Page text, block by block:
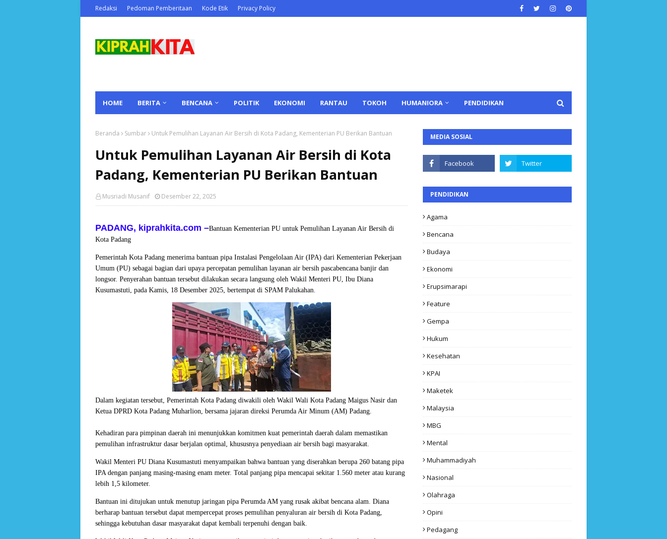
Redaksi Pedoman Pemberitaan Kode Etik Privacy Policy
HOME BERITA BENCANA POLITIK EKONOMI RANTAU TOKOH HUMANIORA PENDIDIKAN
Beranda Sumbar Untuk Pemulihan Layanan Air Bersih di Kota Padang, Kementerian PU Berikan Bantuan
Untuk Pemulihan Layanan Air Bersih di Kota
Padang, Kementerian PU Berikan Bantuan
Musriadi Musanif Desember 22, 2025
PADANG, kiprahkita.com –Bantuan Kementerian PU untuk Pemulihan Layanan Air Bersih di
Kota Padang
Pemerintah Kota Padang menerima bantuan pipa Instalasi Pengelolaan Air (IPA) dari Kementerian Pekerjaan
Umum (PU) sebagai bagian dari upaya percepatan pemulihan layanan air bersih pascabencana banjir dan
longsor. Penyerahan bantuan tersebut dilakukan secara langsung oleh Wakil Menteri PU, Ibu Diana
Kusumastuti, pada Kamis, 18 Desember 2025, bertempat di SPAM Palukahan.
Dalam kegiatan tersebut, Pemerintah Kota Padang diwakili oleh Wakil Wali Kota Padang Maigus Nasir dan
Ketua DPRD Kota Padang Muharlion, bersama jajaran direksi Perumda Air Minum (AM) Padang.
Kehadiran para pimpinan daerah ini menunjukkan komitmen kuat pemerintah daerah dalam memastikan
pemulihan infrastruktur dasar berjalan optimal, khususnya penyediaan air bersih bagi masyarakat.
Wakil Menteri PU Diana Kusumastuti menyampaikan bahwa bantuan yang diserahkan berupa 260 batang pipa
IPA dengan panjang masing-masing enam meter. Total panjang pipa mencapai sekitar 1.560 meter atau kurang
lebih 1,5 kilometer.
Bantuan ini ditujukan untuk menutup jaringan pipa Perumda AM yang rusak akibat bencana alam. Diana
berharap bantuan tersebut dapat mempercepat proses pemulihan penyaluran air bersih di Kota Padang,
sehingga kebutuhan dasar masyarakat dapat kembali terpenuhi dengan baik.
MEDIA SOSIAL
PENDIDIKAN
Agama
Bencana
Budaya
Ekonomi
Erupsimarapi
Feature
Gempa
Hukum
Kesehatan
KPAI
Maketek
Malaysia
MBG
Mental
Muhammadiyah
Nasional
Olahraga
Opini
Pedagang